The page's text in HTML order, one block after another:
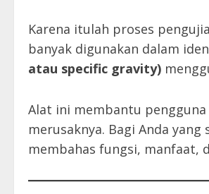
Karena itulah proses
banyak digunakan dalam
atau specific gravity)
Alat ini membantu
merusaknya. Bagi Anda
membahas fungsi, manfaat,